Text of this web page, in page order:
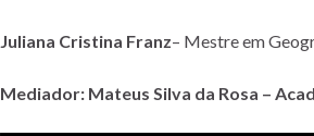
Juliana Cristina Franz– Mestre em
Mediador: Mateus Silva da Rosa –